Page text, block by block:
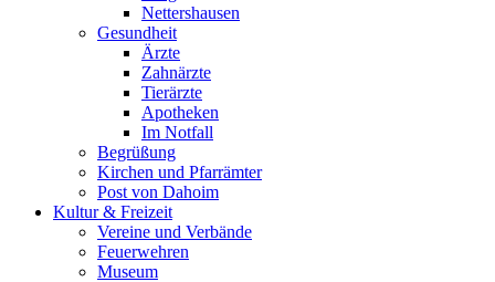
Nettershausen
Gesundheit
Ärzte
Zahnärzte
Tierärzte
Apotheken
Im Notfall
Begrüßung
Kirchen und Pfarrämter
Post von Dahoim
Kultur & Freizeit
Vereine und Verbände
Feuerwehren
Museum